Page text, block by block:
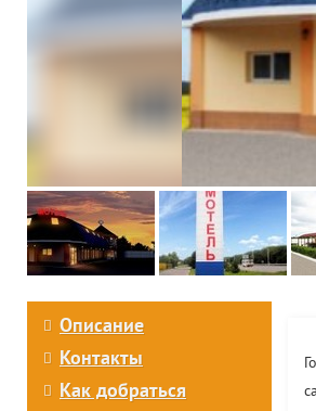
Описание
Контакты
Как добраться